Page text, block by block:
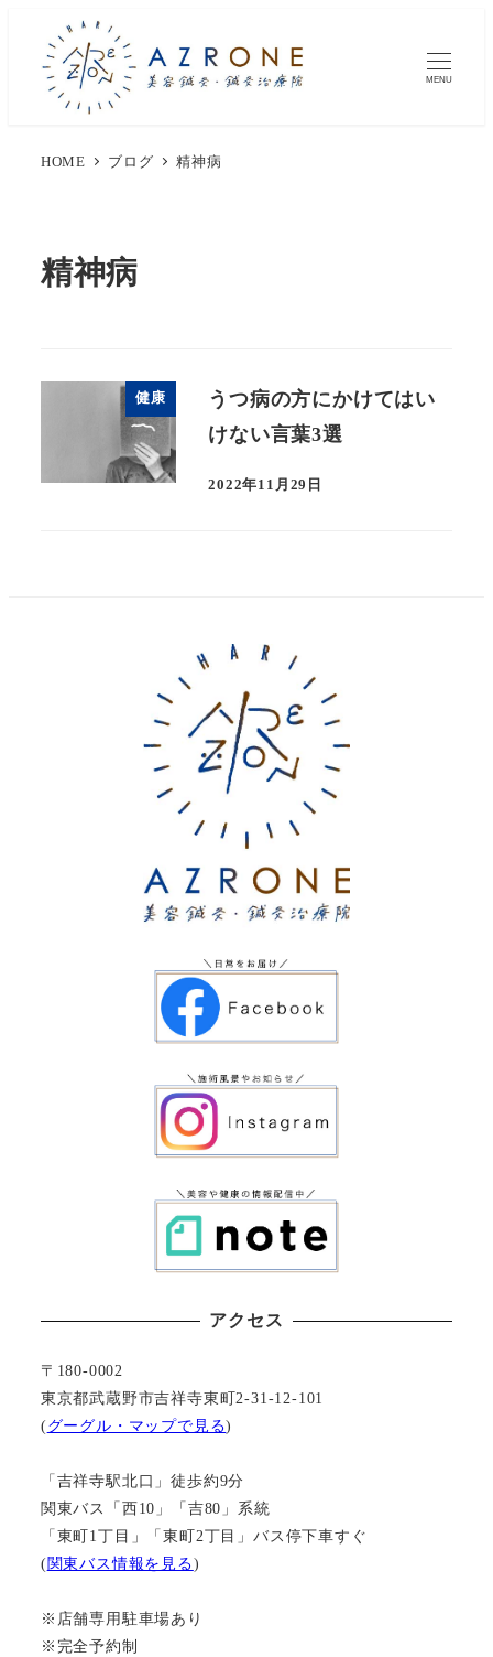
MENU
HOME ブログ 精神病
精神病
健康
うつ病の方にかけてはい
けない言葉3選
2022年11月29日
アクセス
〒180-0002
東京都武蔵野市吉祥寺東町2-31-12-101
(グーグル・マップで見る)
「吉祥寺駅北口」徒歩約9分
関東バス「西10」「吉80」系統
「東町1丁目」「東町2丁目」バス停下車すぐ
(関東バス情報を見る)
※店舗専用駐車場あり
※完全予約制